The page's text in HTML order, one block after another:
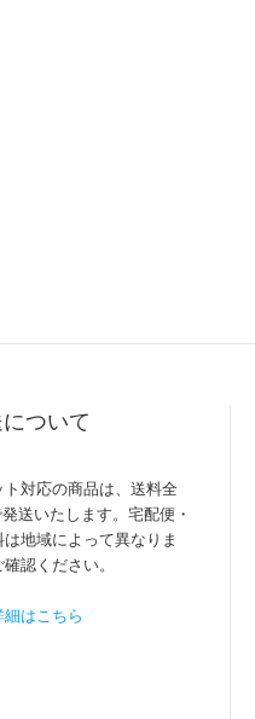
ついて
対応の商品は、送料全
送いたします。宅配便・
地域によって異なりま
認ください。
はこちら